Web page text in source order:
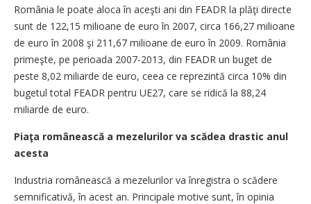
România le poate aloca în aceşti ani din FEADR la plăţi directe
sunt de 122,15 milioane de euro în 2007, circa 166,27 milioane
de euro în 2008 şi 211,67 milioane de euro în 2009. România
primeşte, pe perioada 2007-2013, din FEADR un buget de
peste 8,02 miliarde de euro, ceea ce reprezintă circa 10% din
bugetul total FEADR pentru UE27, care se ridică la 88,24
miliarde de euro.
Piaţa românească a mezelurilor va scădea drastic anul
acesta
Industria românească a mezelurilor va înregistra o scădere
semnificativă, în acest an. Principale motive sunt, în opinia